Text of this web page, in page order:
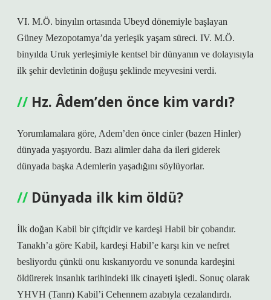
VI. M.Ö. binyılın ortasında Ubeyd dönemiyle başlayan
Güney Mezopotamya’da yerleşik yaşam süreci. IV. M.Ö.
binyılda Uruk yerleşimiyle kentsel bir dünyanın ve dolayısıyla
ilk şehir devletinin doğuşu şeklinde meyvesini verdi.
Hz. Âdem’den önce kim vardı?
Yorumlamalara göre, Adem’den önce cinler (bazen Hinler)
dünyada yaşıyordu. Bazı alimler daha da ileri giderek
dünyada başka Ademlerin yaşadığını söylüyorlar.
Dünyada ilk kim öldü?
İlk doğan Kabil bir çiftçidir ve kardeşi Habil bir çobandır.
Tanakh’a göre Kabil, kardeşi Habil’e karşı kin ve nefret
besliyordu çünkü onu kıskanıyordu ve sonunda kardeşini
öldürerek insanlık tarihindeki ilk cinayeti işledi. Sonuç olarak
YHVH (Tanrı) Kabil’i Cehennem azabıyla cezalandırdı.